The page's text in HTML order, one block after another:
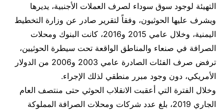
التهيئة لوجود سوق سوداء لصرف العملات الأجنبية، يديرها
ويشرف عليها الحوثيون، وفقاً لتقرير صادر عن وزارة التخطيط
اليمنية، وخلال عامي 2015 و2016، كانت البنوك ومحلات
الصرافة في صنعاء والمناطق الواقعة تحت سيطرة الحوثيين،
ترفض صرف الفئات الصادرة عامي 2003 و2006 من الدولار
الأمريكي، دون وجود مبرر منطقي لذلك الإجراء.
وخلال الفترة التي أعقبت الانقلاب الحوثي حتى منتصف العام
الجاري 2019، بلغ عدد شركات ومحلات الصرافة المملوكة